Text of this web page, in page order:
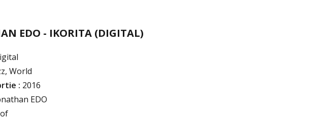
EDO - IKORITA (DIGITAL)
World
: 2016
EDO